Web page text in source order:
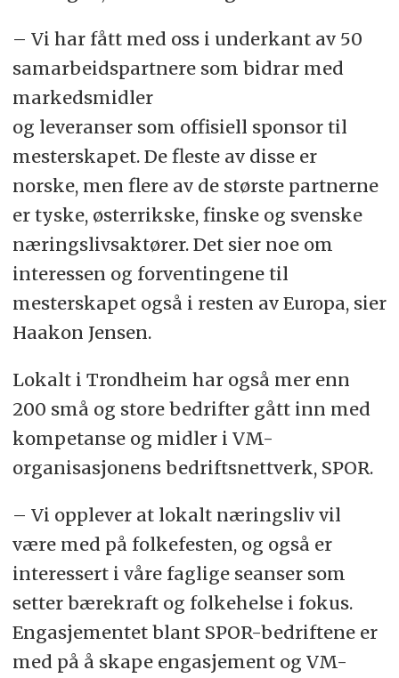
– Vi har fått med oss i underkant av 50
samarbeidspartnere som bidrar med
markedsmidler
og leveranser som offisiell sponsor til
mesterskapet. De fleste av disse er
norske, men flere av de største partnerne
er tyske, østerrikske, finske og svenske
næringslivsaktører. Det sier noe om
interessen og forventingene til
mesterskapet også i resten av Europa, sier
Haakon Jensen.
Lokalt i Trondheim har også mer enn
200 små og store bedrifter gått inn med
kompetanse og midler i VM-
organisasjonens bedriftsnettverk, SPOR.
– Vi opplever at lokalt næringsliv vil
være med på folkefesten, og også er
interessert i våre faglige seanser som
setter bærekraft og folkehelse i fokus.
Engasjementet blant SPOR-bedriftene er
med på å skape engasjement og VM-